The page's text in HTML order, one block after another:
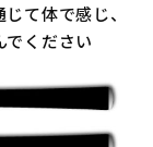
て体で感じ、
ください